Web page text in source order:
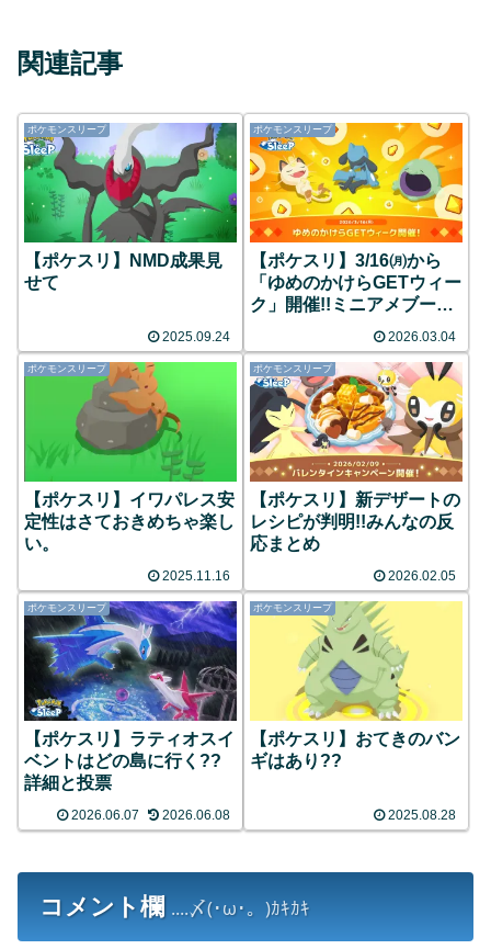
関連記事
ポケモンスリープ
【ポケスリ】NMD成果見
せて
2025.09.24
ポケモンスリープ
【ポケスリ】3/16㈪から
「ゆめのかけらGETウィー
ク」開催!!ミニアメブース
2026.03.04
ポケモンスリープ
【ポケスリ】イワパレス安
定性はさておきめちゃ楽し
い。
2025.11.16
ポケモンスリープ
【ポケスリ】新デザートの
レシピが判明!!みんなの反
応まとめ
2026.02.05
ポケモンスリープ
【ポケスリ】ラティオスイ
ベントはどの島に行く??
詳細と投票
2026.06.07 2026.06.08
ポケモンスリープ
【ポケスリ】おてきのバン
ギはあり??
2025.08.28
コメント欄 ....〆(･ω･。)ｶｷｶｷ